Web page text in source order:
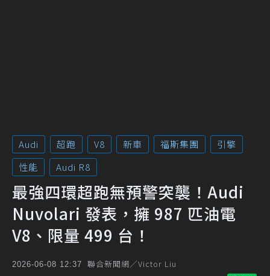
Audi 超跑 V8 新車 福斯集團
引擎
性能
Audi R8
最強四環超跑無預警突襲！Audi
Nuvolari 發表，擁 987 匹油電
V8、限量 499 台！
2026-06-08 12:37 聯合新聞網／Victor Liu